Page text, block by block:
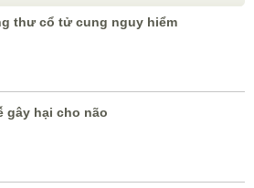
thư cổ tử cung nguy hiểm
gây hại cho não